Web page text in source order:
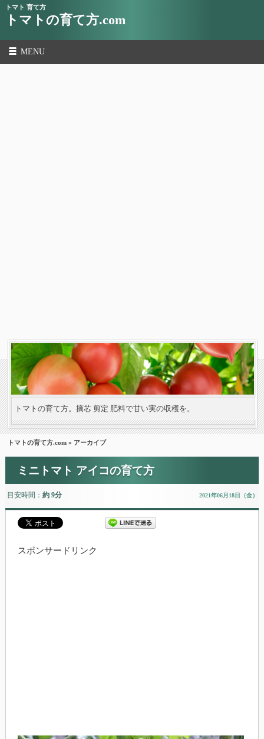
トマト 育て方
トマトの育て方.com
MENU
トマトの育て方。摘芯 剪定 肥料で甘い実の収穫を。
トマトの育て方.com » アーカイブ
ミニトマト アイコの育て方
目安時間： 約 9分 2021年06月18日（金）
スポンサードリンク